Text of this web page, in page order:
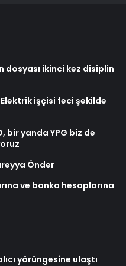
dosyası ikinci kez disiplin
işçisi feci şekilde
bir yanda YPG biz de
Önder
ve banka hesaplarına
yörüngesine ulaştı